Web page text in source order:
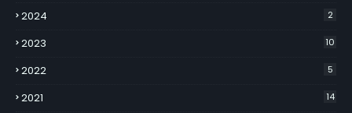
2024 2
2023 10
2022 5
2021 14